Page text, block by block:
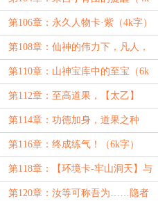
字）
第106章：永久人物卡·紫（4k字）
第108章：仙神的伟力下，凡人，
无力回天（6k字）
第110章：山神宝库中的至宝（6k
字）
第112章：至高道果，【太乙】
vs【长生】（6k字）
第114章：功德加身，道果之种
（4k字）
第116章：终成练气！（6k字）
第118章：【环境卡-牢山洞天】与
新属性卡（6k字）
第120章：汝等可称吾为……隐者